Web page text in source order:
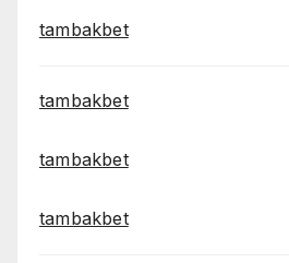
tambakbet
tambakbet
tambakbet
tambakbet